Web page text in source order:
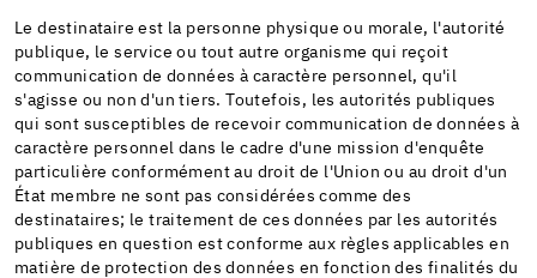
Le destinataire est la personne physique ou morale, l'autorité
publique, le service ou tout autre organisme qui reçoit
communication de données à caractère personnel, qu'il
s'agisse ou non d'un tiers. Toutefois, les autorités publiques
qui sont susceptibles de recevoir communication de données à
caractère personnel dans le cadre d'une mission d'enquête
particulière conformément au droit de l'Union ou au droit d'un
État membre ne sont pas considérées comme des
destinataires; le traitement de ces données par les autorités
publiques en question est conforme aux règles applicables en
matière de protection des données en fonction des finalités du